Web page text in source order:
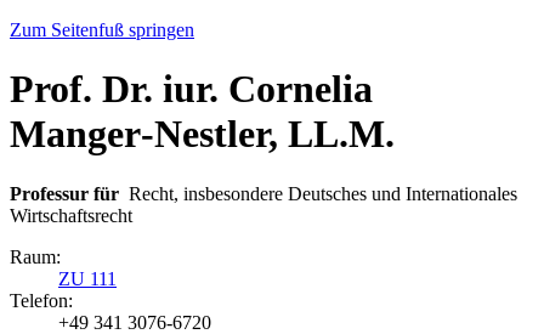
Zum Seitenfuß springen
Prof. Dr. iur. Cornelia
Manger‑Nestler, LL.M.
Professur für Recht, insbesondere Deutsches und Internationales
Wirtschaftsrecht
Raum:
ZU 111
Telefon:
+49 341 3076-6720